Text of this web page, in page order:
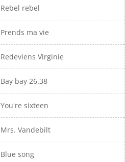
Rebel rebel
Prends ma vie
Redeviens Virginie
Bay bay 26.38
You're sixteen
Mrs. Vandebilt
Blue song